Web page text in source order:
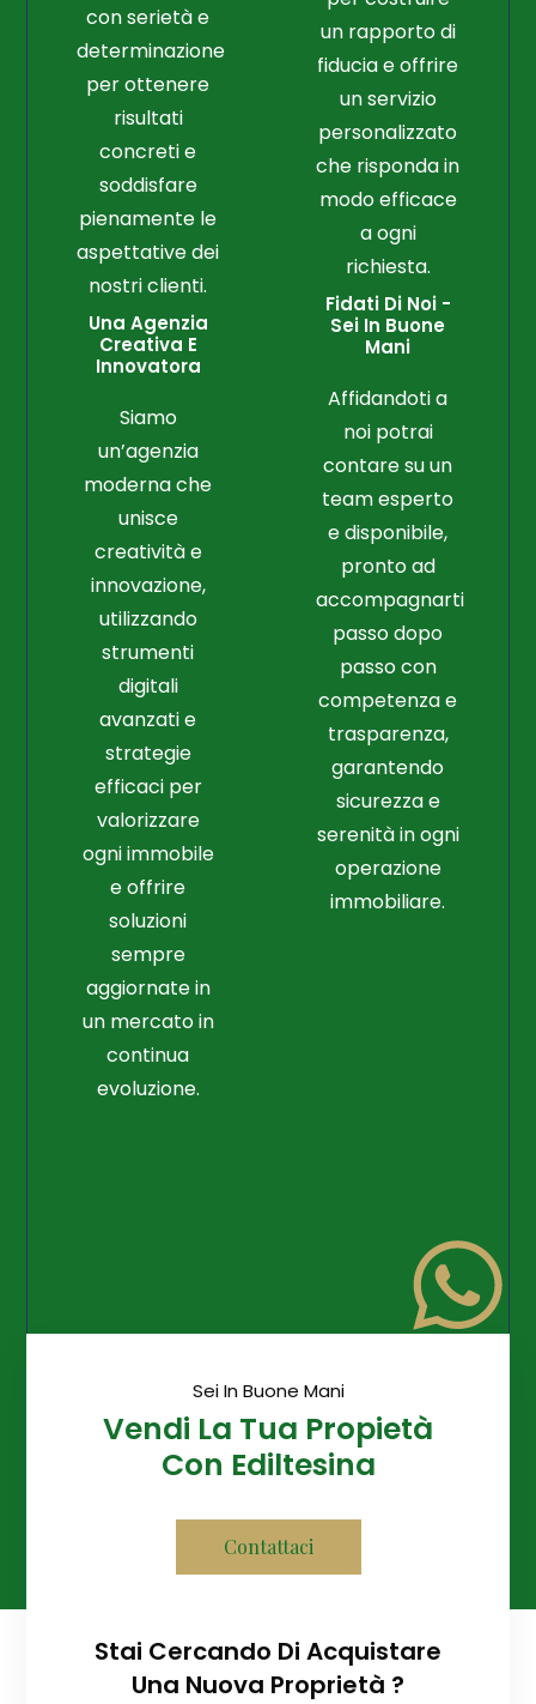
con serietà e
determinazione
per ottenere
risultati
concreti e
soddisfare
pienamente le
aspettative dei
nostri clienti.
Una Agenzia
Creativa E
Innovatora
Siamo
un’agenzia
moderna che
unisce
creatività e
innovazione,
utilizzando
strumenti
digitali
avanzati e
strategie
efficaci per
valorizzare
ogni immobile
e offrire
soluzioni
sempre
aggiornate in
un mercato in
continua
evoluzione.
un rapporto di
fiducia e offrire
un servizio
personalizzato
che risponda in
modo efficace
a ogni
richiesta.
Fidati Di Noi -
Sei In Buone
Mani
Affidandoti a
noi potrai
contare su un
team esperto
e disponibile,
pronto ad
accompagnarti
passo dopo
passo con
competenza e
trasparenza,
garantendo
sicurezza e
serenità in ogni
operazione
immobiliare.
Sei In Buone Mani
Vendi La Tua Propietà
Con Ediltesina
Contattaci
Stai Cercando Di Acquistare
Una Nuova Proprietà ?